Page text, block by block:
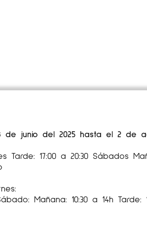
de junio del 2025 hasta el 2 de
17:00 a 20:30 Sábados
Mañana: 10:30 a 14h Tarde: